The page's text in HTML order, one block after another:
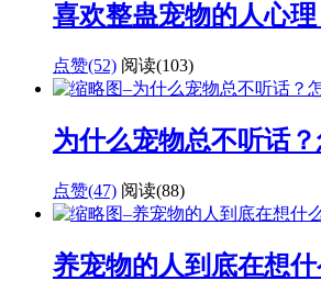
喜欢整蛊宠物的人心
点赞(52) 阅读(103)
为什么宠物总不听话
点赞(47) 阅读(88)
养宠物的人到底在想什